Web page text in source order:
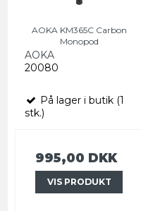
AOKA KM365C Carbon
Monopod
AOKA
20080
På lager i butik (1
stk.)
995,00 DKK
VIS PRODUKT